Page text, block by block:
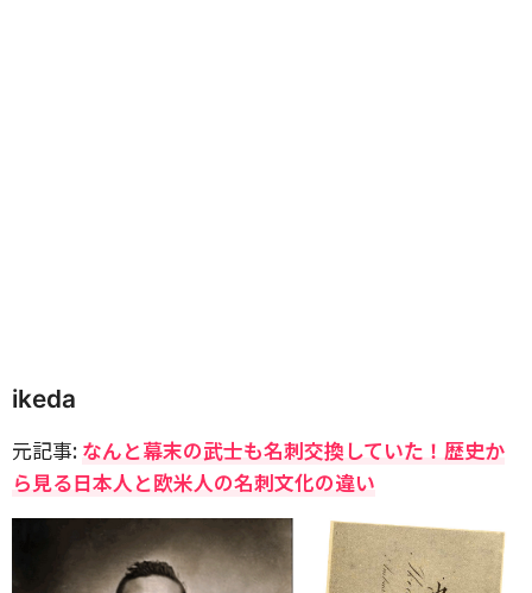
ikeda
元記事: なんと幕末の武士も名刺交換していた！歴史か
ら見る日本人と欧米人の名刺文化の違い